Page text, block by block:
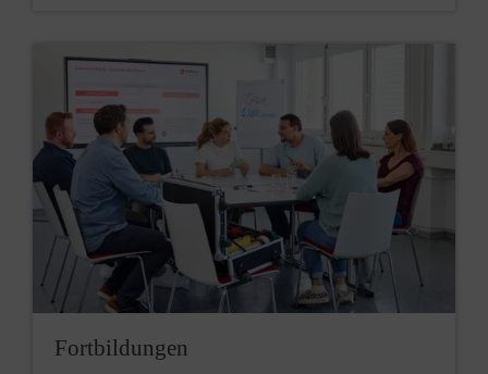
Fortbildungen